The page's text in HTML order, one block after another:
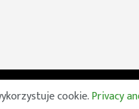
Wszelkie prawa
cookie.Privacy